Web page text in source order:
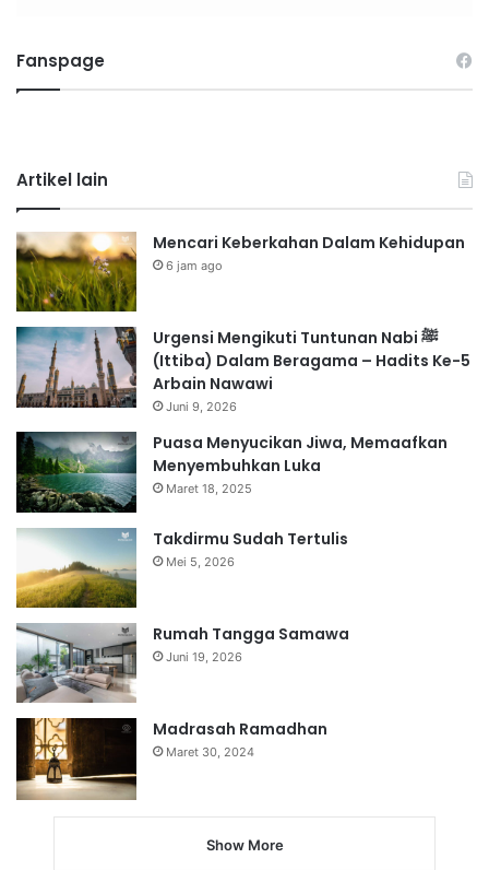
Fanspage
Artikel lain
Mencari Keberkahan Dalam Kehidupan
6 jam ago
Urgensi Mengikuti Tuntunan Nabi ﷺ
(Ittiba) Dalam Beragama – Hadits Ke-5
Arbain Nawawi
Juni 9, 2026
Puasa Menyucikan Jiwa, Memaafkan
Menyembuhkan Luka
Maret 18, 2025
Takdirmu Sudah Tertulis
Mei 5, 2026
Rumah Tangga Samawa
Juni 19, 2026
Madrasah Ramadhan
Maret 30, 2024
Show More